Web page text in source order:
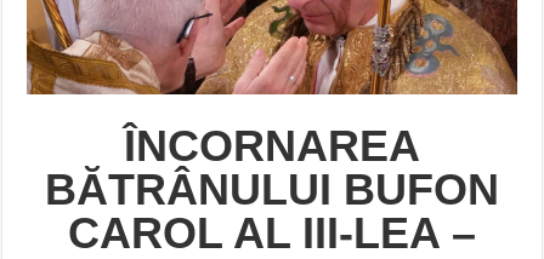
ÎNCORNAREA
BĂTRÂNULUI BUFON
CAROL AL III-LEA –